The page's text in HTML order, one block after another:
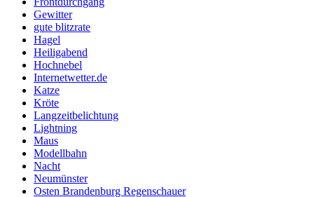
Gewitter
gute blitzrate
Hagel
Heiligabend
Hochnebel
Internetwetter.de
Katze
Kröte
Langzeitbelichtung
Lightning
Maus
Modellbahn
Nacht
Neumünster
Osten Brandenburg Regenschauer